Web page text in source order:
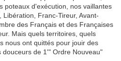
poteaux d'exécution, nos vaillantes
Franc-Tireur, Avant-
des Français et des Françaises
Mais quels territoires, quels
nous ont quittés pour jouir des
douceurs de 1'" Ordre Nouveau"